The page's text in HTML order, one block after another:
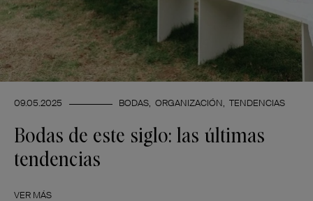
09.05.2025 BODAS ORGANIZACIÓN TENDENCIAS
Bodas de este siglo: las últimas
tendencias
VER MÁS